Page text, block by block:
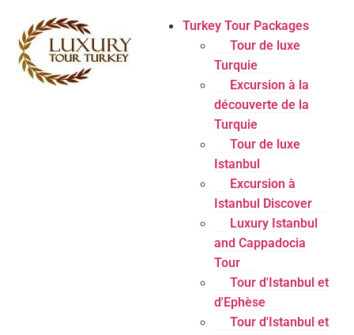
Turkey Tour Packages
Tour de luxe
Turquie
Excursion à la
découverte de la
Turquie
Tour de luxe
Istanbul
Excursion à
Istanbul Discover
Luxury Istanbul
and Cappadocia
Tour
Tour d'Istanbul et
d'Ephèse
Tour d'Istanbul et